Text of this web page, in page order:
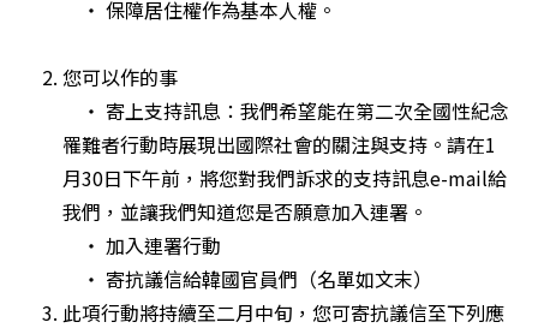
您可以作的事
罹難者行動時展現出國際社會的關注與支持。請在1
月30日下午前，將您對我們訴求的支持訊息e-mail給
我們，並讓我們知道您是否願意加入連署。
    ‧ 寄抗議信給韓國官員們（名單如文末）
此項行動將持續至二月中旬，您可寄抗議信至下列應